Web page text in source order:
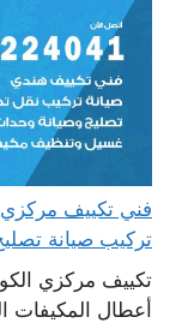
تركيب صيانة
تكييف مركزي
أعطال المكيفات